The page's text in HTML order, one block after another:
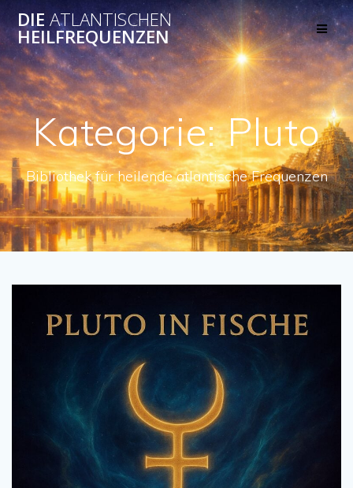
Skip
to
content
DIE ATLANTISCHEN
HEILFREQUENZEN
Kategorie:Pluto
Bibliothek für heilende atlantische Frequenzen